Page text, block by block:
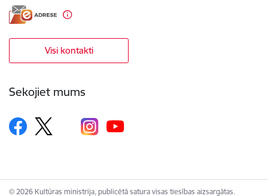
Visi kontakti
Sekojiet mums
© 2026 Kultūras ministrija, publicētā satura visas tiesības aizsargātas.